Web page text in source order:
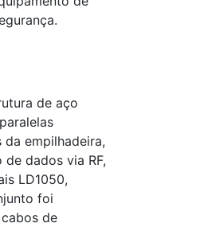
de aço
empilhadeira,
dados via RF,
LD1050,
foi
de